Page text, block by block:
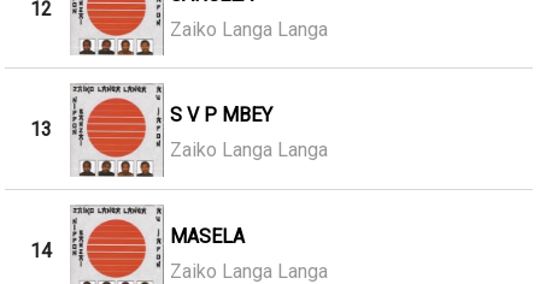
12
Zaiko Langa Langa
13
S V P MBEY
Zaiko Langa Langa
14
MASELA
Zaiko Langa Langa